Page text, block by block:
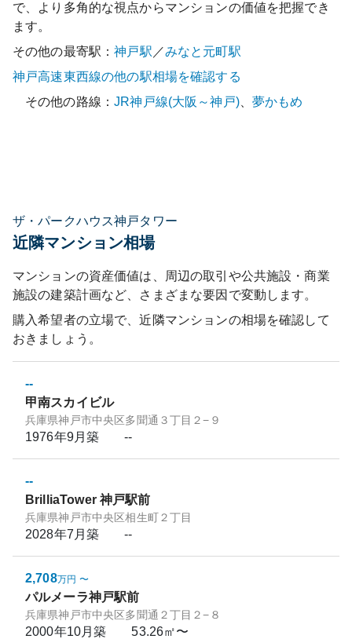
で、より多角的な視点からマンションの価値を把握でき
ます。
その他の最寄駅：神戸駅 ／みなと元町駅
神戸高速東西線の他の駅相場を確認する
その他の路線：JR神戸線(大阪～神戸)、夢かもめ
ザ・パークハウス神戸タワー
近隣マンション相場
マンションの資産価値は、周辺の取引や公共施設・商業
施設の建築計画など、さまざまな要因で変動します。
購入希望者の立場で、近隣マンションの相場を確認して
おきましょう。
--
甲南スカイビル
兵庫県神戸市中央区多聞通３丁目２−９
1976年9月築 --
--
BrilliaTower 神戸駅前
兵庫県神戸市中央区相生町２丁目
2028年7月築 --
2,708万円 〜
パルメーラ神戸駅前
兵庫県神戸市中央区多聞通２丁目２−８
2000年10月築 53.26㎡〜